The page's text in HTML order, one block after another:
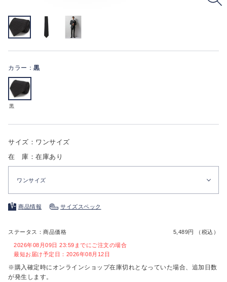
カラー： 黒
黒
サイズ：ワンサイズ
在 庫：在庫あり
ワンサイズ
商品情報 サイズスペック
ステータス：商品価格 5,489円 （税込）
2026年08月09日 23:59までにご注文の場合
最短お届け予定日：2026年08月12日
※購入確定時にオンラインショップ在庫切れとなっていた場合、追加日数
が発生します。